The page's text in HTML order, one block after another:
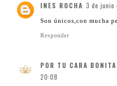
INES ROCHA 3 de junio
Son únicos,con mucha
Responder
POR TU CARA BONITA
20:08